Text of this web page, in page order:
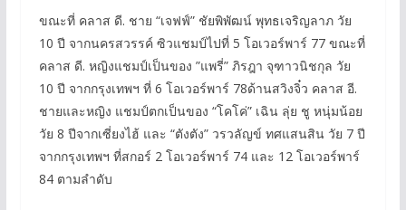
ขณะที่ คลาส ดี. ชาย “เจฟฟ์” ชัยพิพัฒน์ พุทธเจริญลาภ วัย
10 ปี จากนครสวรรค์ ซิวแชมป์ไปที่ 5 โอเวอร์พาร์ 77 ขณะที่
คลาส ดี. หญิงแชมป์เป็นของ ”แพรี่” ภิรฎา จุฑาวนิชกุล วัย
10 ปี จากกรุงเทพฯ ที่ 6 โอเวอร์พาร์ 78ด้านสวิงจิ๋ว คลาส อี.
ชายและหญิง แชมป์ตกเป็นของ “โคโค่” เฉิน ลุ่ย ชู หนุ่มน้อย
วัย 8 ปีจากเซี่ยงไฮ้ และ “ตังตัง” วรวลัญข์ ทศแสนสิน วัย 7 ปี
จากกรุงเทพฯ ที่สกอร์ 2 โอเวอร์พาร์ 74 และ 12 โอเวอร์พาร์
84 ตามลำดับ